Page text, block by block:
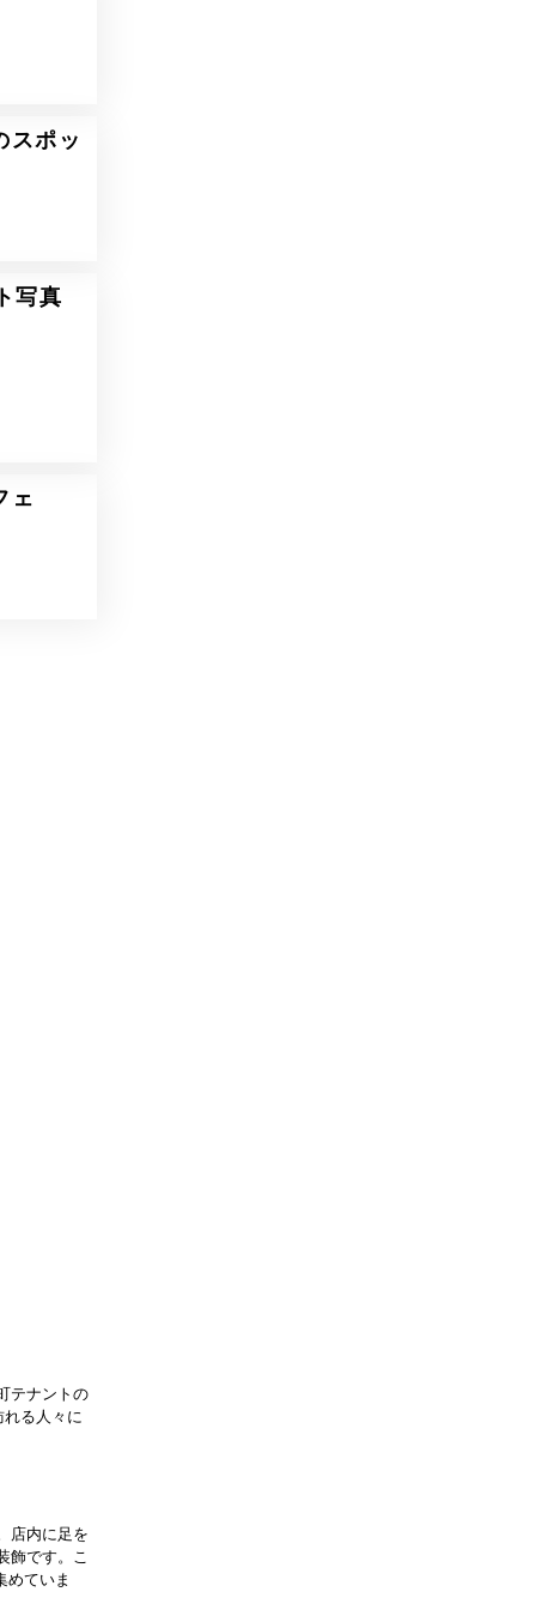
スポッ
写真
ェ
テナントの
る人々に
店内に足を
飾です。こ
めていま